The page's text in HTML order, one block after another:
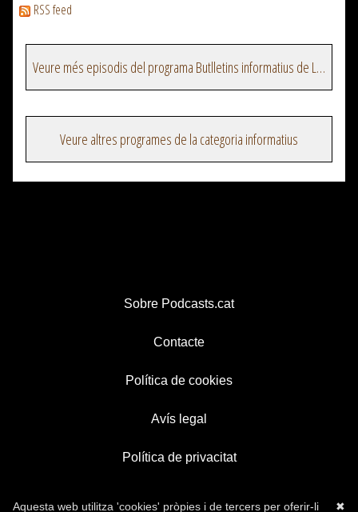
RSS feed
Veure més episodis del programa Butlletins informatius de La Xarxa
Veure altres programes de la categoria informatius
Sobre Podcasts.cat
Contacte
Política de cookies
Avís legal
Política de privacitat
✖
Aquesta web utilitza 'cookies' pròpies i de tercers per oferir-li